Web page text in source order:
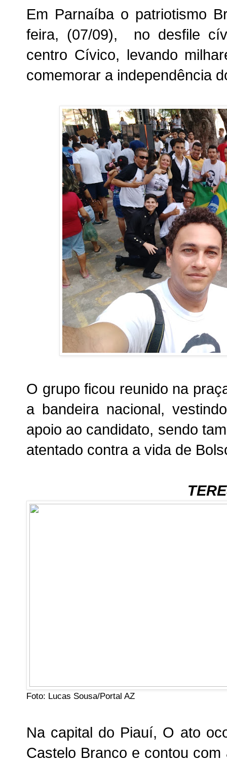
Em Parnaíba o patriotismo
feira, (07/09), no desfile
centro Cívico, levando
comemorar a independência
O grupo ficou reunido na
a bandeira nacional,
apoio ao candidato, sendo
atentado contra a vida de
Foto: Lucas Sousa/Portal AZ
Na capital do Piauí, O ato
Castelo Branco e contou com